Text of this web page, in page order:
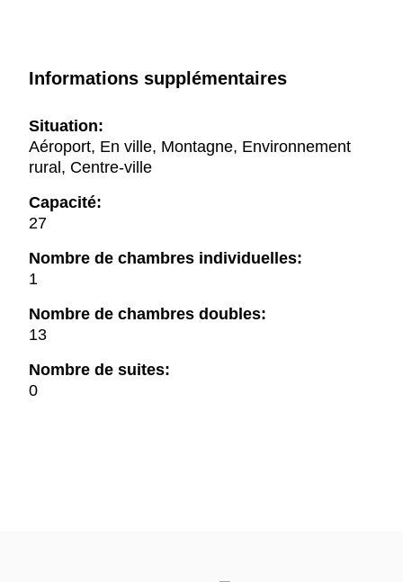
Informations supplémentaires
Situation:
Aéroport, En ville, Montagne, Environnement
rural, Centre-ville
Capacité:
27
Nombre de chambres individuelles:
1
Nombre de chambres doubles:
13
Nombre de suites:
0